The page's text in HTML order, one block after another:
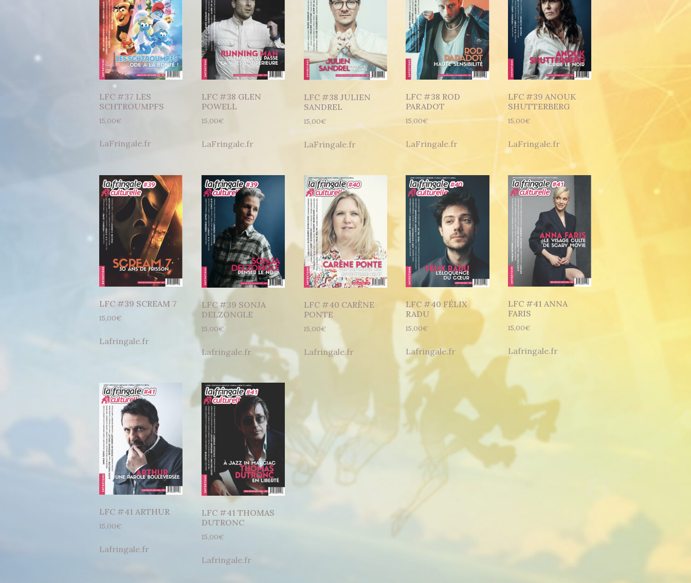
LFC #37 LES
SCHTROUMPFS
15,00€
LaFringale.fr
LFC #38 GLEN
POWELL
15,00€
LaFringale.fr
LFC #38 JULIEN
SANDREL
15,00€
LaFringale.fr
LFC #38 ROD
PARADOT
15,00€
LaFringale.fr
LFC #39 ANOUK
SHUTTERBERG
15,00€
LaFringale.fr
LFC #39 SCREAM 7
15,00€
Lafringale.fr
LFC #39 SONJA
DELZONGLE
15,00€
Lafringale.fr
LFC #40 CARÈNE
PONTE
15,00€
Lafringale.fr
LFC #40 FÉLIX
RADU
15,00€
Lafringale.fr
LFC #41 ANNA
FARIS
15,00€
Lafringale.fr
LFC #41 ARTHUR
15,00€
Lafringale.fr
LFC #41 THOMAS
DUTRONC
15,00€
Lafringale.fr